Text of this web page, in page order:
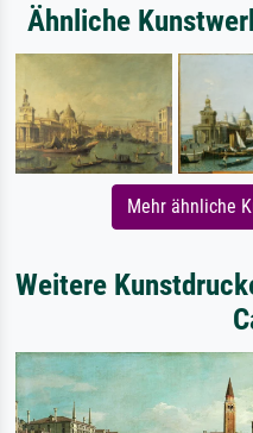
Ähnliche
Mehr ähnliche
Weitere